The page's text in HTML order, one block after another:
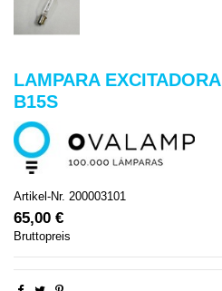
LAMPARA
B15S
Artikel-Nr. 200003101
65,00 €
Bruttopreis